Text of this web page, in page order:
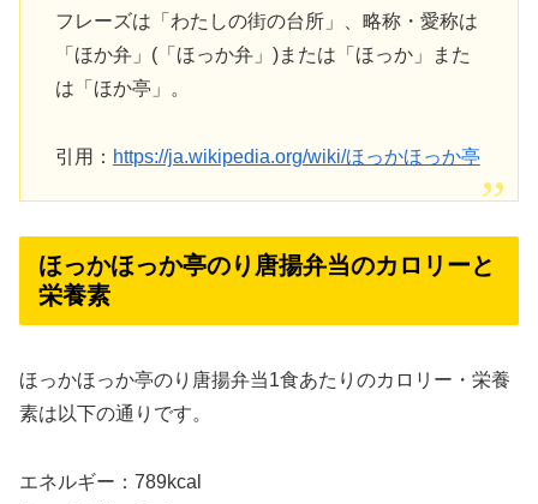
フレーズは「わたしの街の台所」、略称・愛称は
「ほか弁」(「ほっか弁」)または「ほっか」また
は「ほか亭」。
引用： https://ja.wikipedia.org/wiki/ほっかほっか亭
ほっかほっか亭のり唐揚弁当のカロリーと
栄養素
ほっかほっか亭のり唐揚弁当1食あたりのカロリー・栄養
素は以下の通りです。
エネルギー：789kcal